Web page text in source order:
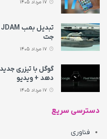
جت
دهد + ویدیو
دسترسی سریع
فناوری